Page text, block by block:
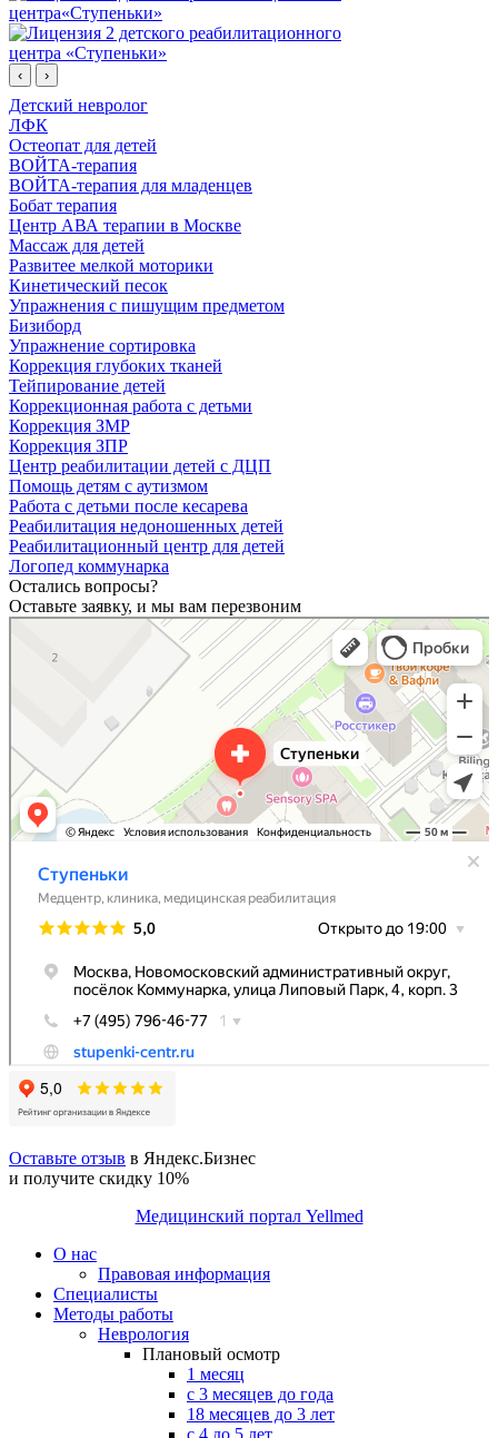
‹ ›
Детский невролог
ЛФК
Остеопат для детей
ВОЙТА-терапия
ВОЙТА-терапия для младенцев
Бобат терапия
Центр АВА терапии в Москве
Массаж для детей
Развитее мелкой моторики
Кинетический песок
Упражнения с пишущим предметом
Бизиборд
Упражнение сортировка
Коррекция глубоких тканей
Тейпирование детей
Коррекционная работа с детьми
Коррекция ЗМР
Коррекция ЗПР
Центр реабилитации детей с ДЦП
Помощь детям с аутизмом
Работа с детьми после кесарева
Реабилитация недоношенных детей
Реабилитационный центр для детей
Логопед коммунарка
Остались вопросы?
Оставьте заявку, и мы вам перезвоним
Медицинская реабилитация в Москве
Детская поликлиника в Москве
Оставьте отзыв в Яндекс.Бизнес
и получите скидку 10%
Медицинский портал Yellmed
О нас
Правовая информация
Специалисты
Методы работы
Неврология
Плановый осмотр
1 месяц
с 3 месяцев до года
18 месяцев до 3 лет